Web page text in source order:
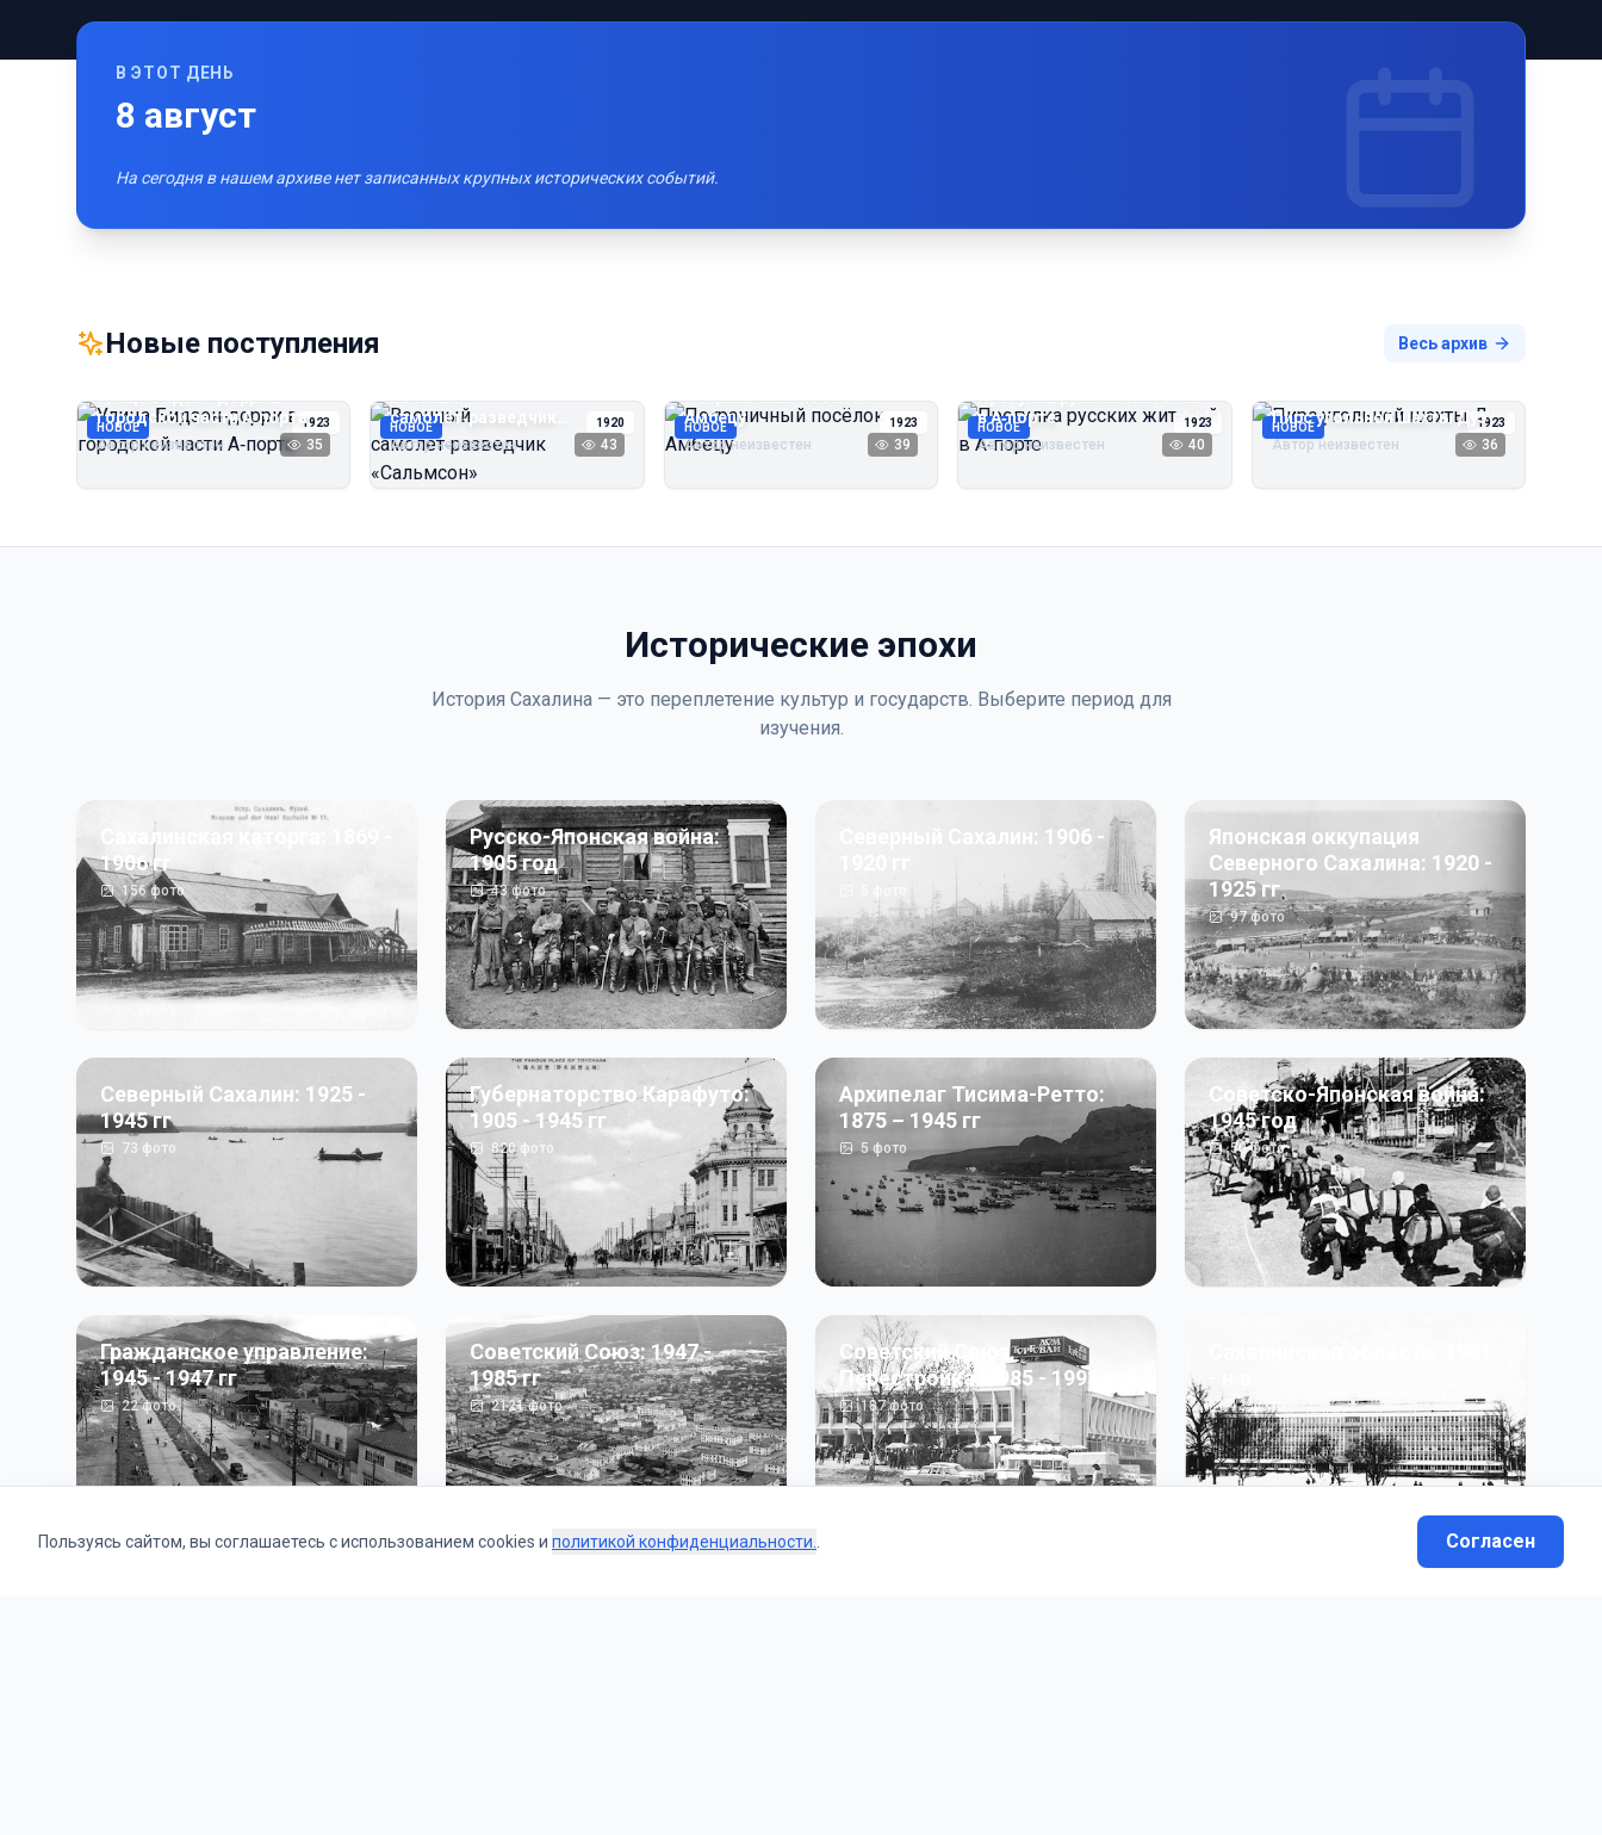
В ЭТОТ ДЕНЬ
8 август
На сегодня в нашем архиве нет записанных крупных исторических событий.
Новые поступления Весь архив
НОВОЕ 1923
Улица Бидзэн‑дорри в
городской части А‑порта
Автор неизвестен 35
НОВОЕ 1920
Военный
самолёт‑разведчик
«Сальмсон»
Автор неизвестен 43
НОВОЕ 1923
Пограничный посёлок
Амбецу
Автор неизвестен 39
НОВОЕ 1923
Прогулка русских жителей
в А‑порте
Автор неизвестен 40
НОВОЕ 1923
Пирс угольной шахты Дуэ
Автор неизвестен 36
Исторические эпохи
История Сахалина — это переплетение культур и государств. Выберите период для
изучения.
Сахалинская каторга: 1869 -
1906 гг
156фото
Русско-Японская война:
1905 год
43фото
Северный Сахалин: 1906 -
Японская оккупация
Северного Сахалина: 1920 -
1925 гг
97фото
Северный Сахалин: 1925 -
1945 гг
73 фото
Губернаторство Карафуто:
1905 - 1945 гг
820фото
Архипелаг Тисима-Ретто:
1875 – 1945 гг
5фото
Советско-Японская война:
1945 год
50фото
Гражданское управление:
1945 - 1947 гг
22фото
Советский Союз: 1947 -
1985 гг
2121фото
Советский Союз.
Перестройка: 1985 - 1991 гг
187фото 13фото
Пользуясь сайтом, вы соглашаетесь с использованием cookies и политикой конфиденциальности. Согласен